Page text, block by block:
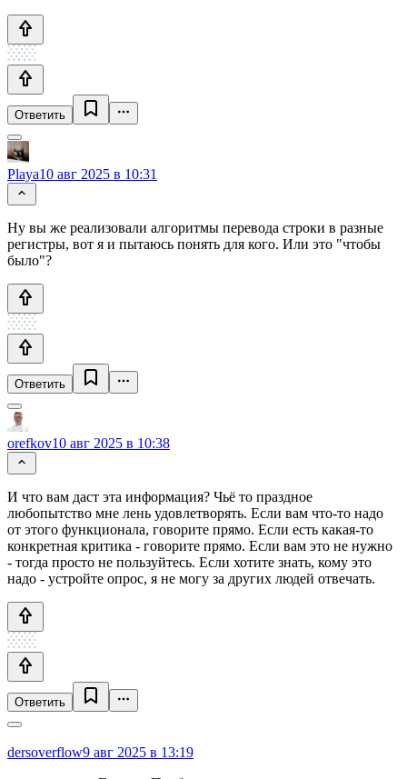
Ответить
Playa10 авг 2025 в 10:31
Ну вы же реализовали алгоритмы перевода строки в разные
регистры, вот я и пытаюсь понять для кого. Или это "чтобы
было"?
Ответить
orefkov10 авг 2025 в 10:38
И что вам даст эта информация? Чьё то праздное
любопытство мне лень удовлетворять. Если вам что-то надо
от этого функционала, говорите прямо. Если есть какая-то
конкретная критика - говорите прямо. Если вам это не нужно
- тогда просто не пользуйтесь. Если хотите знать, кому это
надо - устройте опрос, я не могу за других людей отвечать.
Ответить
dersoverflow9 авг 2025 в 13:19